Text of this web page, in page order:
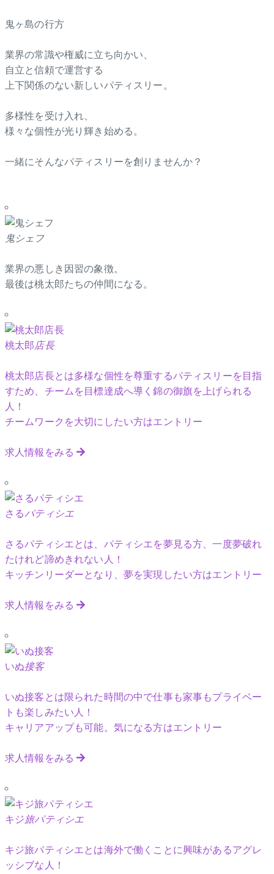
鬼ヶ島の行方
業界の常識や権威に立ち向かい、
自立と信頼で運営する
上下関係のない新しいパティスリー。
多様性を受け入れ、
様々な個性が光り輝き始める。
一緒にそんなパティスリーを創りませんか？
鬼シェフ
業界の悪しき因習の象徴。
最後は桃太郎たちの仲間になる。
桃太郎店長
桃太郎店長とは多様な個性を尊重するパティスリーを目指
すため、チームを目標達成へ導く錦の御旗を上げられる
人！
チームワークを大切にしたい方はエントリー
求人情報をみる
さるパティシエ
さるパティシエとは、パティシエを夢見る方、一度夢破れ
たけれど諦めきれない人！
キッチンリーダーとなり、夢を実現したい方はエントリー
求人情報をみる
いぬ接客
いぬ接客とは限られた時間の中で仕事も家事もプライベー
トも楽しみたい人！
キャリアアップも可能。気になる方はエントリー
求人情報をみる
キジ旅パティシエ
キジ旅パティシエとは海外で働くことに興味があるアグレ
ッシブな人！